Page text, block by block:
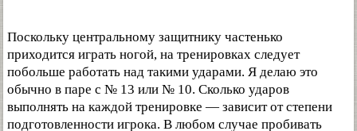
Поскольку центральному защитнику частенько
приходится играть ногой, на тренировках следует
побольше работать над такими ударами. Я делаю это
обычно в паре с № 13 или № 10. Сколько ударов
выполнять на каждой тренировке — зависит от степени
подготовленности игрока. В любом случае пробивать